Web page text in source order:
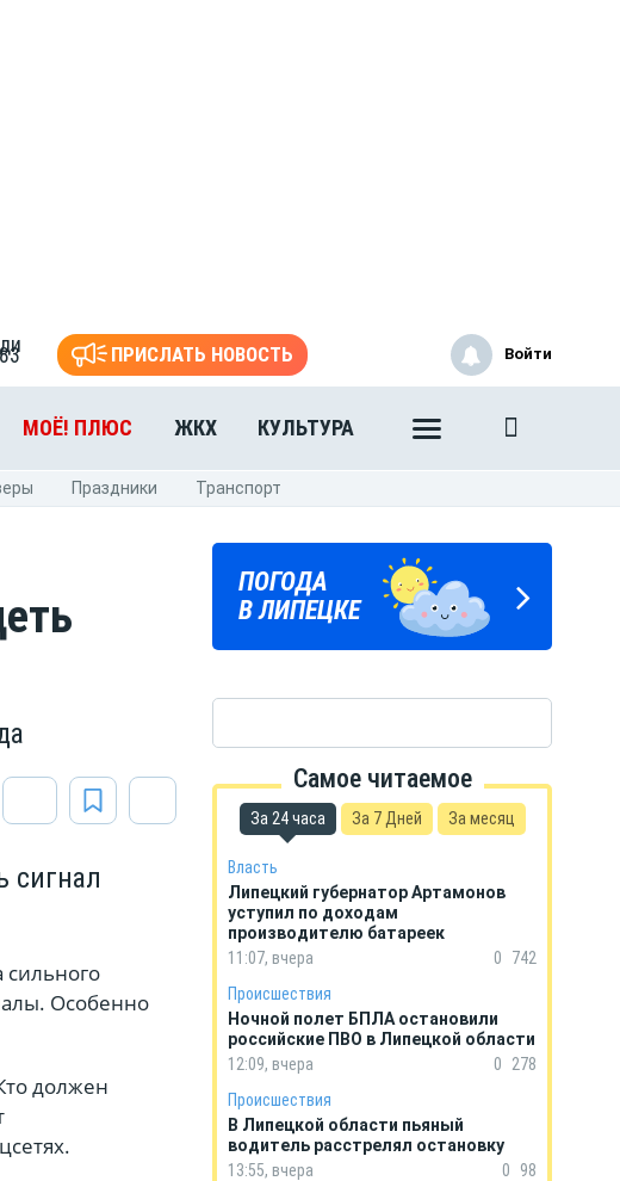
ПРИСЛАТЬ НОВОСТЬ
МОЁ! ПЛЮС ЖКХ КУЛЬТУРА
Войти
Праздники Транспорт
сигнал
сильного
Особенно
должен
ПОГОДА
В ЛИПЕЦКЕ
ГОРОСКОП
НА КАЖДЫЙ ДЕНЬ
ЛИПЕЦКИЕ
РЕАЛИИ
Новости Липецка и области
Самое читаемое
За 24 часа За 7 Дней За месяц
Власть
Липецкий губернатор Артамонов
уступил по доходам
производителю батареек
11:07, вчера
0
742
Происшествия
Ночной полет БПЛА остановили
российские ПВО в Липецкой области
12:09, вчера
0
278
Происшествия
В Липецкой области пьяный
водитель расстрелял остановку
13:55, вчера
0
98